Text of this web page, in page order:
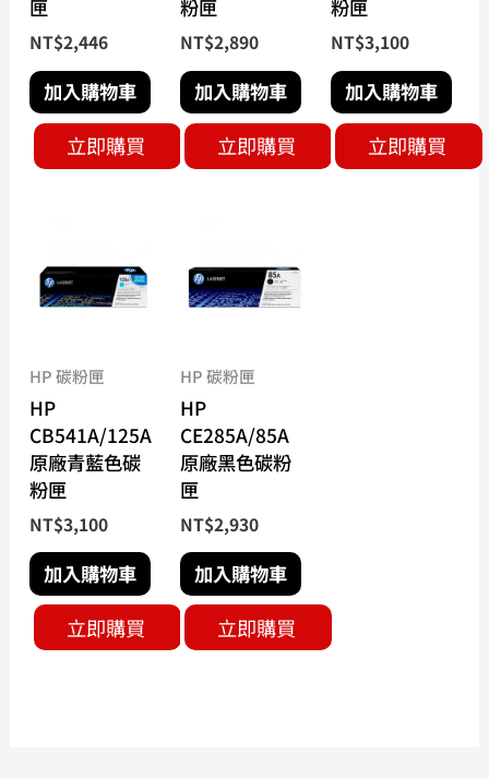
匣
NT$2,446
加入購物車
立即購買
粉匣
NT$2,890
加入購物車
立即購買
粉匣
NT$3,100
加入購物車
立即購買
HP 碳粉匣
HP
CB541A/125A
原廠青藍色碳
粉匣
NT$3,100
加入購物車
立即購買
HP 碳粉匣
HP
CE285A/85A
原廠黑色碳粉
匣
NT$2,930
加入購物車
立即購買